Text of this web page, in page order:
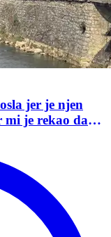
jer je njen
mi je rekao da